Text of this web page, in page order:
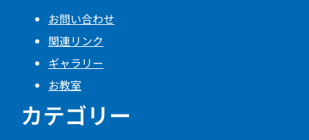
お問い合わせ
関連リンク
ギャラリー
お教室
カテゴリー